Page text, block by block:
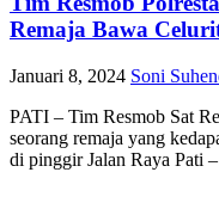
Remaja Bawa
Januari 8, 2024 Soni
PATI – Tim Resmob Sat
seorang remaja yang
di pinggir Jalan Raya Pati